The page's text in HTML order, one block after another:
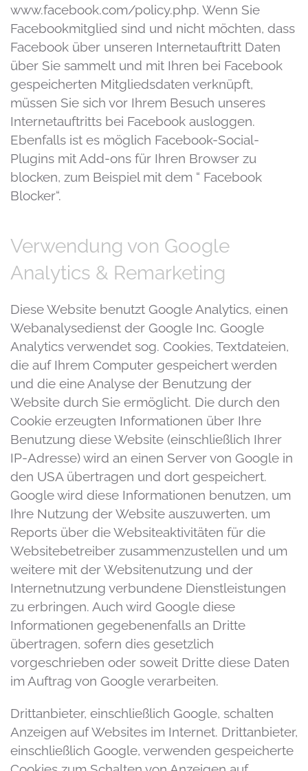
www.facebook.com/policy.php. Wenn Sie
Facebookmitglied sind und nicht möchten, dass
Facebook über unseren Internetauftritt Daten
über Sie sammelt und mit Ihren bei Facebook
gespeicherten Mitgliedsdaten verknüpft,
müssen Sie sich vor Ihrem Besuch unseres
Internetauftritts bei Facebook ausloggen.
Ebenfalls ist es möglich Facebook-Social-
Plugins mit Add-ons für Ihren Browser zu
blocken, zum Beispiel mit dem “ Facebook
Blocker“.
Verwendung von Google
Analytics & Remarketing
Diese Website benutzt Google Analytics, einen
Webanalysedienst der Google Inc. Google
Analytics verwendet sog. Cookies, Textdateien,
die auf Ihrem Computer gespeichert werden
und die eine Analyse der Benutzung der
Website durch Sie ermöglicht. Die durch den
Cookie erzeugten Informationen über Ihre
Benutzung diese Website (einschließlich Ihrer
IP-Adresse) wird an einen Server von Google in
den USA übertragen und dort gespeichert.
Google wird diese Informationen benutzen, um
Ihre Nutzung der Website auszuwerten, um
Reports über die Websiteaktivitäten für die
Websitebetreiber zusammenzustellen und um
weitere mit der Websitenutzung und der
Internetnutzung verbundene Dienstleistungen
zu erbringen. Auch wird Google diese
Informationen gegebenenfalls an Dritte
übertragen, sofern dies gesetzlich
vorgeschrieben oder soweit Dritte diese Daten
im Auftrag von Google verarbeiten.
Drittanbieter, einschließlich Google, schalten
Anzeigen auf Websites im Internet. Drittanbieter,
einschließlich Google, verwenden gespeicherte